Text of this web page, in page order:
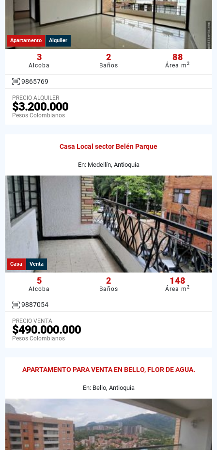
Apartamento Alquiler
3
Alcoba
2
Baños
88
Área m2
9865769
PRECIO ALQUILER
$3.200.000
Pesos Colombianos
Casa Local sector Belén Parque
En: Medellín, Antioquia
Casa Venta
5
Alcoba
2
Baños
148
Área m2
9887054
PRECIO VENTA
$490.000.000
Pesos Colombianos
APARTAMENTO PARA VENTA EN BELLO, FLOR DE AGUA.
En: Bello, Antioquia